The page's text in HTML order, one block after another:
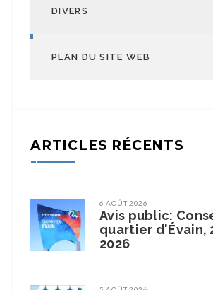
DIVERS
PLAN DU SITE WEB
ARTICLES RÉCENTS
6 AOÛT 2026
Avis public:
quartier d'Évain,
2026